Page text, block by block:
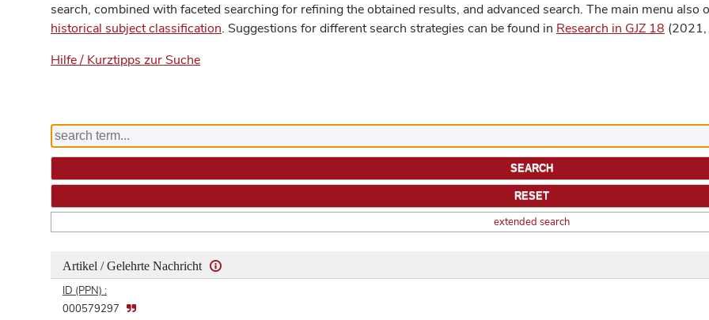
search, combined with faceted searching for refining the obtained results, and advanced search. The main menu also
historical subject classification. Suggestions for different search strategies can be found in Research in GJZ 18 (2021,
Hilfe / Kurztipps zur Suche
extended search
Artikel / Gelehrte Nachricht
ID (PPN) :
000579297